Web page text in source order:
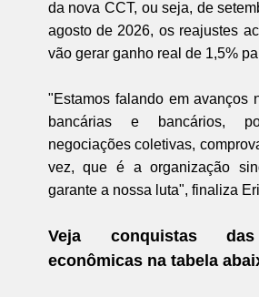
da nova CCT, ou seja, de
agosto de 2026, os reajustes
vão gerar ganho real de 1,5%
"Estamos falando em avanços
bancárias e bancários,
negociações coletivas,
vez, que é a organização
garante a nossa luta", finaliza
Veja conquistas
econômicas na tabela